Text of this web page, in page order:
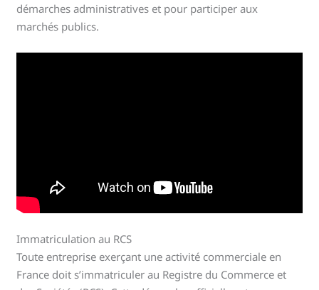
démarches administratives et pour participer aux
marchés publics.
Immatriculation au RCS
Toute entreprise exerçant une activité commerciale en
France doit s’immatriculer au Registre du Commerce et